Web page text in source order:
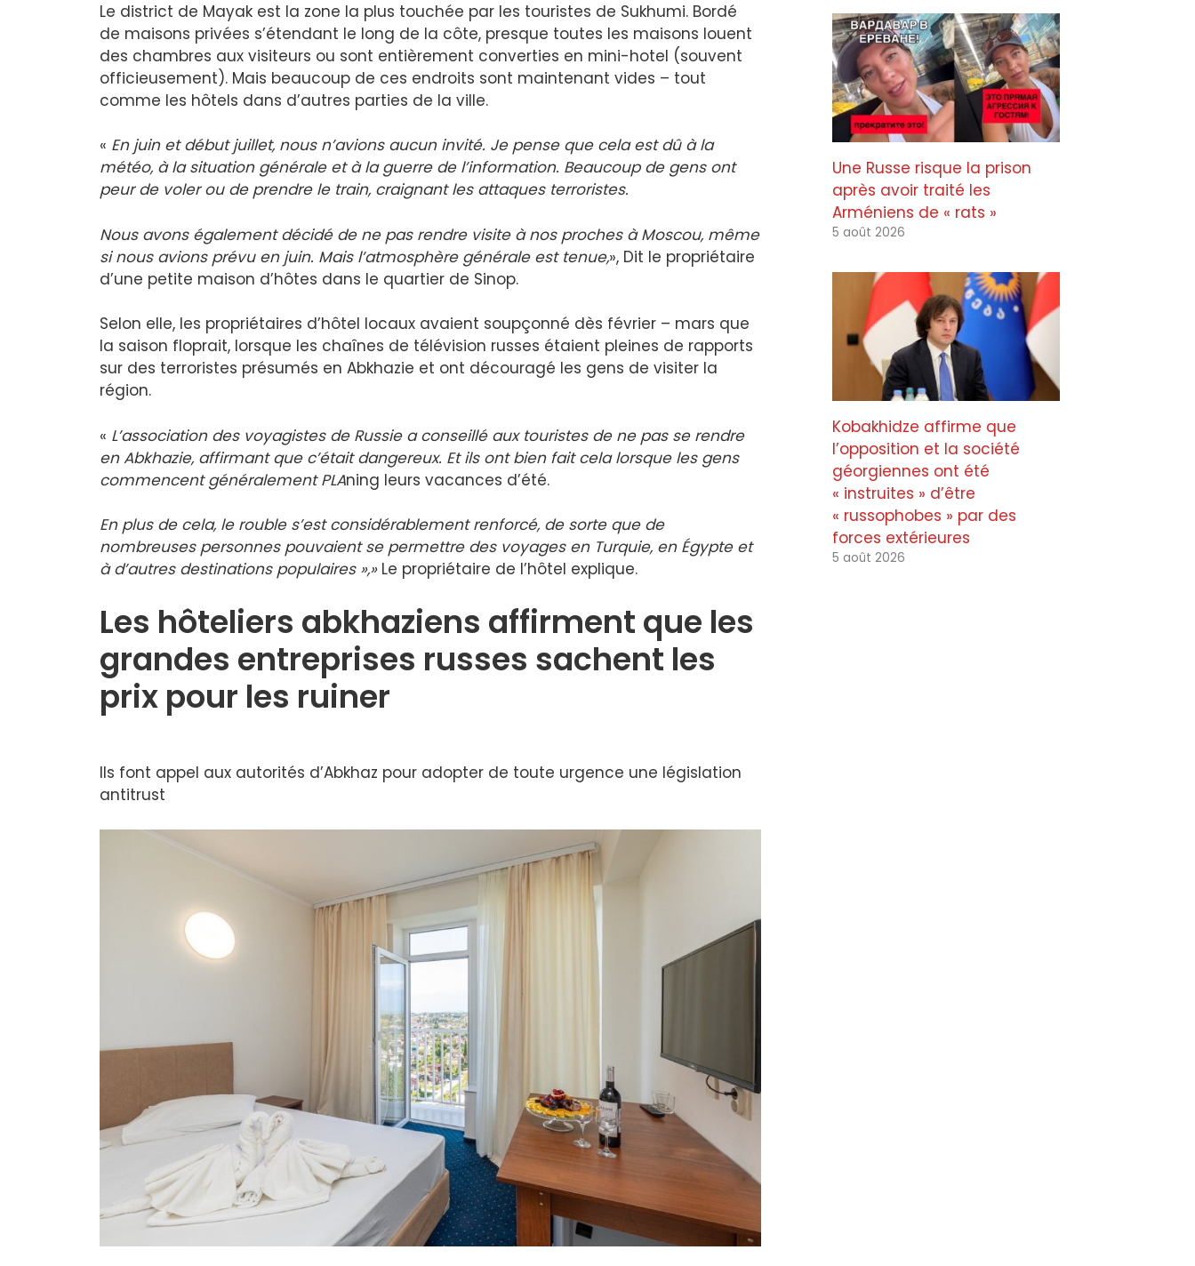
Le district de Mayak est la zone la plus touchée par les touristes de Sukhumi. Bordé
de maisons privées s’étendant le long de la côte, presque toutes les maisons louent
des chambres aux visiteurs ou sont entièrement converties en mini-hotel (souvent
officieusement). Mais beaucoup de ces endroits sont maintenant vides – tout
comme les hôtels dans d’autres parties de la ville.
« En juin et début juillet, nous n’avions aucun invité. Je pense que cela est dû à la
météo, à la situation générale et à la guerre de l’information. Beaucoup de gens ont
peur de voler ou de prendre le train, craignant les attaques terroristes.
Nous avons également décidé de ne pas rendre visite à nos proches à Moscou, même
si nous avions prévu en juin. Mais l’atmosphère générale est tenue,», Dit le propriétaire
d’une petite maison d’hôtes dans le quartier de Sinop.
Selon elle, les propriétaires d’hôtel locaux avaient soupçonné dès février – mars que
la saison floprait, lorsque les chaînes de télévision russes étaient pleines de rapports
sur des terroristes présumés en Abkhazie et ont découragé les gens de visiter la
région.
« L’association des voyagistes de Russie a conseillé aux touristes de ne pas se rendre
en Abkhazie, affirmant que c’était dangereux. Et ils ont bien fait cela lorsque les gens
commencent généralement PLAning leurs vacances d’été.
En plus de cela, le rouble s’est considérablement renforcé, de sorte que de
nombreuses personnes pouvaient se permettre des voyages en Turquie, en Égypte et
à d’autres destinations populaires »,»Le propriétaire de l’hôtel explique.
Les hôteliers abkhaziens affirment que les
grandes entreprises russes sachent les
prix pour les ruiner
Ils font appel aux autorités d’Abkhaz pour adopter de toute urgence une législation
antitrust
Une Russe risque la prison
après avoir traité les
Arméniens de « rats »
5 août 2026
Kobakhidze affirme que
l’opposition et la société
géorgiennes ont été
« instruites » d’être
« russophobes » par des
forces extérieures
5 août 2026